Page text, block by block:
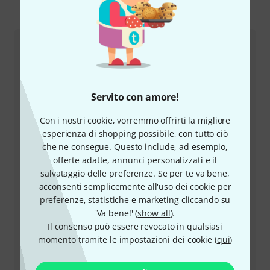
Servito con amore!
Con i nostri cookie, vorremmo offrirti la migliore
esperienza di shopping possibile, con tutto ciò
che ne consegue. Questo include, ad esempio,
offerte adatte, annunci personalizzati e il
salvataggio delle preferenze. Se per te va bene,
acconsenti semplicemente all'uso dei cookie per
preferenze, statistiche e marketing cliccando su
'Va bene!' (show all).
Il consenso può essere revocato in qualsiasi
momento tramite le impostazioni dei cookie (qui)
Come contattarci
Servizio Clienti Italia
+39-0636154709
Il nostro servizio clienti è a disposizione in caso di
domande o problemi dopo l'acquisto.
Prepara il tuo numero cliente